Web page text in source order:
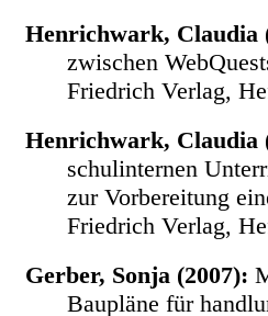
Henrichwark, Claudia
zwischen
Friedrich Verlag,
Henrichwark, Claudia
schulinternen
zur Vorbereitung
Friedrich Verlag,
Gerber, Sonja (2007):
Baupläne für